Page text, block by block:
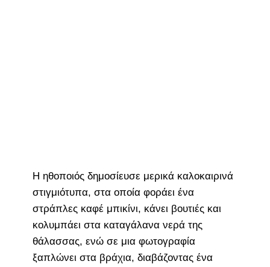
Η ηθοποιός δημοσίευσε μερικά καλοκαιρινά
στιγμιότυπα, στα οποία φοράει ένα
στράπλες καφέ μπικίνι, κάνει βουτιές και
κολυμπάει στα καταγάλανα νερά της
θάλασσας, ενώ σε μια φωτογραφία
ξαπλώνει στα βράχια, διαβάζοντας ένα